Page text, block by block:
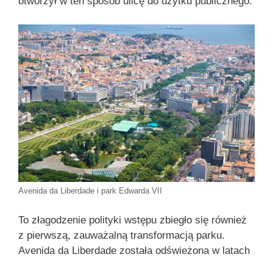
Avenida da Liberdade i park Edwarda VII
To złagodzenie polityki wstępu zbiegło się również
z pierwszą, zauważalną transformacją parku.
Avenida da Liberdade została odświeżona w latach